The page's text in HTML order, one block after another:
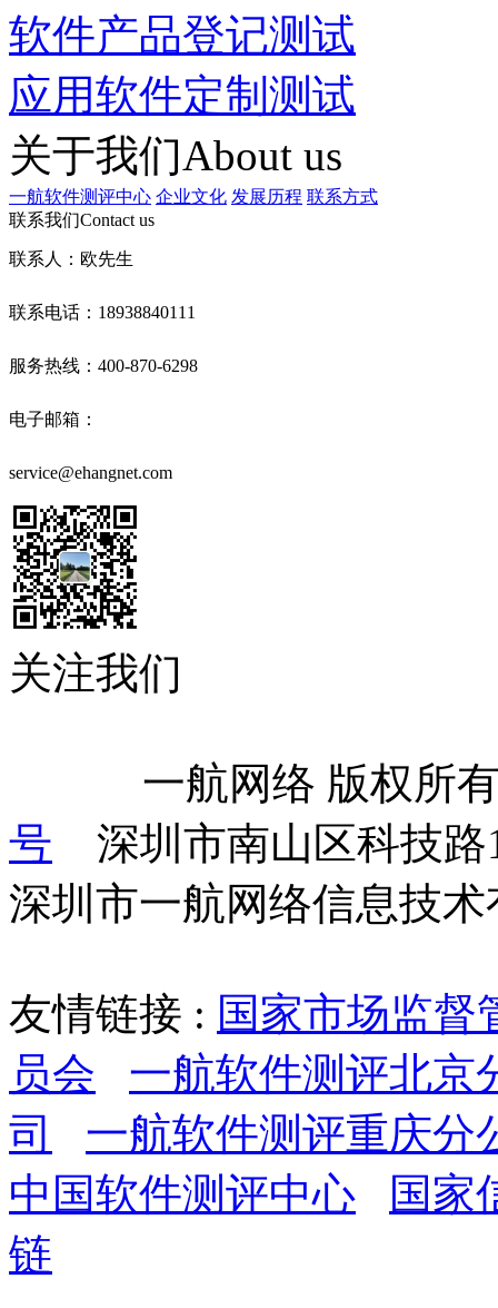
软件产品登记测试
应用软件定制测试
关于我们About us
一航软件测评中心 企业文化 发展历程 联系方式
联系我们Contact us
联系人：欧先生
联系电话：18938840111
服务热线：400-870-6298
电子邮箱：
service@ehangnet.com
关注我们
一航网络 版
号
深圳市南山区科技
深圳市一航网络信息技
友情链接 : 国家市场监督
员会
一航软件测评北京
司
一航软件测评重庆分
中国软件测评中心
国家
链